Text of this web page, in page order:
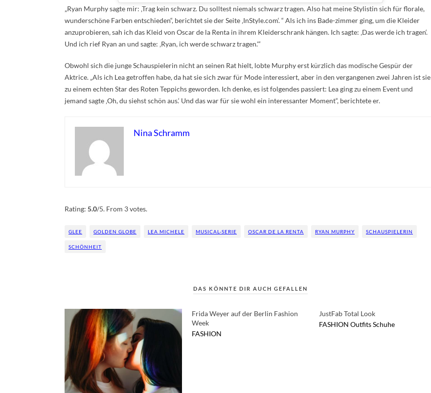
„Ryan Murphy sagte mir: ‚Trag kein schwarz. Du solltest niemals schwarz tragen. Also hat meine Stylistin sich für florale,
wunderschöne Farben entschieden“, berichtet sie der Seite ‚InStyle.com‘. “ Als ich ins Bade-zimmer ging, um die Kleider
anzuprobieren, sah ich das Kleid von Oscar de la Renta in ihrem Kleiderschrank hängen. Ich sagte: ‚Das werde ich tragen‘.
Und ich rief Ryan an und sagte: ‚Ryan, ich werde schwarz tragen.'“
Obwohl sich die junge Schauspielerin nicht an seinen Rat hielt, lobte Murphy erst kürzlich das modische Gespür der
Aktrice. „Als ich Lea getroffen habe, da hat sie sich zwar für Mode interessiert, aber in den vergangenen zwei Jahren ist sie
zu einem echten Star des Roten Teppichs geworden. Ich denke, es ist folgendes passiert: Lea ging zu einem Event und
jemand sagte ‚Oh, du siehst schön aus.‘ Und das war für sie wohl ein interessanter Moment“, berichtete er.
Nina Schramm
Rating: 5.0/5. From 3 votes.
GLEE GOLDEN GLOBE LEA MICHELE MUSICAL-SERIE OSCAR DE LA RENTA RYAN MURPHY SCHAUSPIELERIN
SCHÖNHEIT
DAS KÖNNTE DIR AUCH GEFALLEN
Frida Weyer auf der Berlin Fashion
Week
FASHION
JustFab Total Look
FASHION OutfitsSchuhe